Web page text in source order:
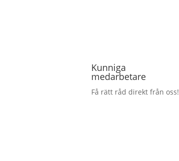
Kunniga
medarbetare
Få rätt råd direkt från oss!